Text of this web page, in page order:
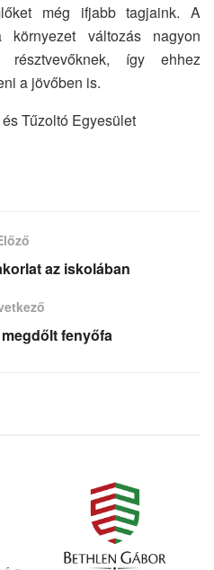
még ifjabb tagjaink. A
környezet változás nagyon
résztvevőknek, így ehhez
a jövőben is.
Tűzoltó Egyesület
az iskolában
fenyőfa